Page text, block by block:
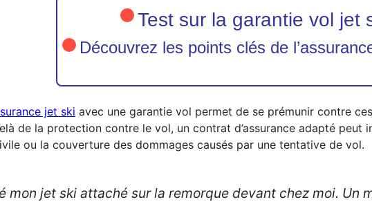
Test sur la garantie vol jet
Découvrez les points clés de
jet ski avec une garantie vol permet de se prémunir contre
de la protection contre le vol, un contrat d’assurance adapté peut
ou la couverture des dommages causés par une tentative de vol.
mon jet ski attaché sur la remorque devant chez moi. Un